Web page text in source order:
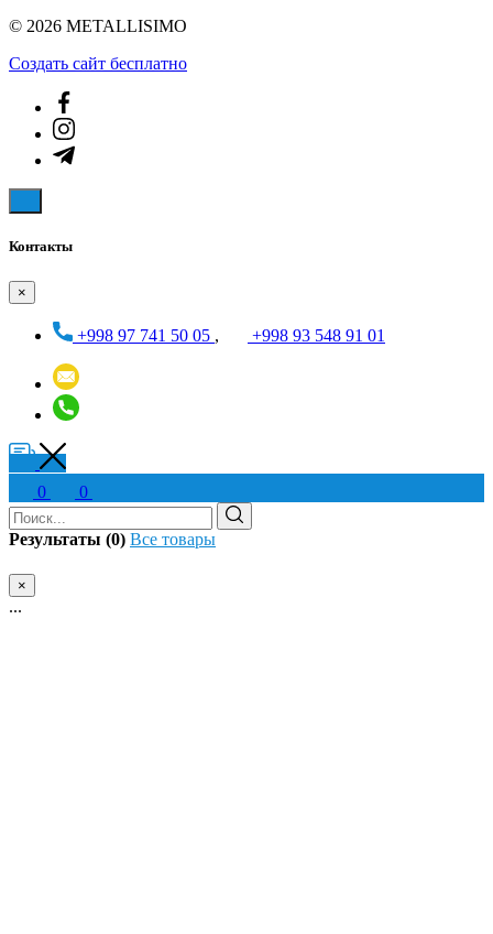
© 2026 METALLISIMO
Создать cайт бесплатно
Контакты
×
+998 97 741 50 05 , +998 93 548 91 01
0 0
Результаты (0) Все товары
×
...